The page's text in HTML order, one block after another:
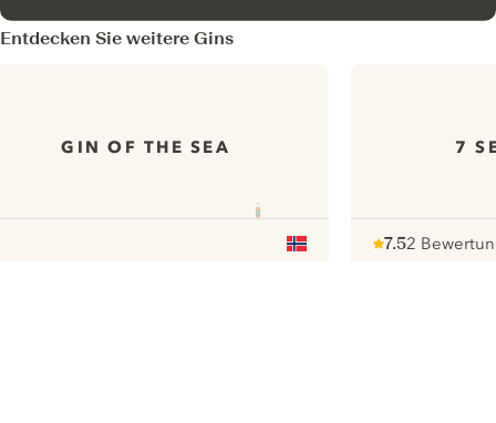
Entdecken Sie weitere Gins
GIN OF THE SEA 7
7.52